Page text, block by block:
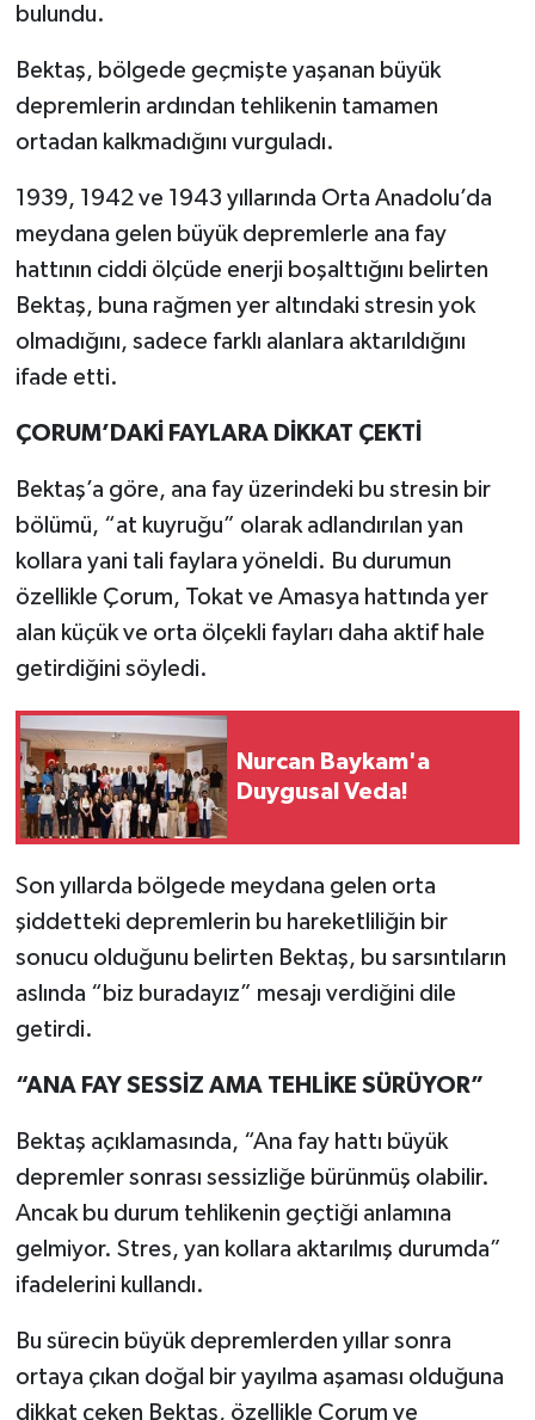
bulundu.
Bektaş, bölgede geçmişte yaşanan büyük
depremlerin ardından tehlikenin tamamen
ortadan kalkmadığını vurguladı.
1939, 1942 ve 1943 yıllarında Orta Anadolu’da
meydana gelen büyük depremlerle ana fay
hattının ciddi ölçüde enerji boşalttığını belirten
Bektaş, buna rağmen yer altındaki stresin yok
olmadığını, sadece farklı alanlara aktarıldığını
ifade etti.
ÇORUM’DAKİ FAYLARA DİKKAT ÇEKTİ
Bektaş’a göre, ana fay üzerindeki bu stresin bir
bölümü, “at kuyruğu” olarak adlandırılan yan
kollara yani tali faylara yöneldi. Bu durumun
özellikle Çorum, Tokat ve Amasya hattında yer
alan küçük ve orta ölçekli fayları daha aktif hale
getirdiğini söyledi.
Nurcan Baykam'a
Duygusal Veda!
Son yıllarda bölgede meydana gelen orta
şiddetteki depremlerin bu hareketliliğin bir
sonucu olduğunu belirten Bektaş, bu sarsıntıların
aslında “biz buradayız” mesajı verdiğini dile
getirdi.
“ANA FAY SESSİZ AMA TEHLİKE SÜRÜYOR”
Bektaş açıklamasında, “Ana fay hattı büyük
depremler sonrası sessizliğe bürünmüş olabilir.
Ancak bu durum tehlikenin geçtiği anlamına
gelmiyor. Stres, yan kollara aktarılmış durumda”
ifadelerini kullandı.
Bu sürecin büyük depremlerden yıllar sonra
ortaya çıkan doğal bir yayılma aşaması olduğuna
dikkat çeken Bektaş, özellikle Çorum ve